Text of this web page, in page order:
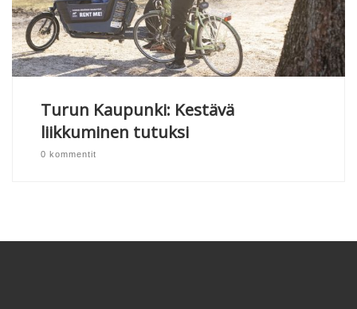
Turun Kaupunki: Kestävä
liikkuminen tutuksi
0 kommentit